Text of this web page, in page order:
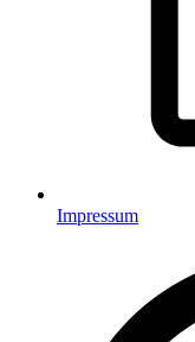
Impressum